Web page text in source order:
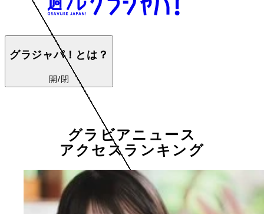
グラジャパ！とは？
開/閉
グラビアニュース
アクセスランキング